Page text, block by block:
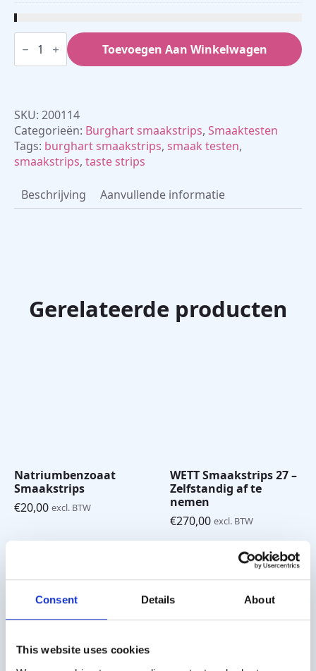
Consent Details About
This website uses cookies
Smaakstrips
bitter,
zuur,
50
strips)
aantal
Toevoegen Aan Winkelwagen
SKU: 200114
Categorieën: Burghart smaakstrips, Smaaktesten
Tags: burghart smaakstrips, smaak testen,
smaakstrips, taste strips
Beschrijving Aanvullende informatie
Gerelateerde producten
Natriumbenzoaat
Smaakstrips
€20,00 excl. BTW
WETT Smaakstrips 27 –
Zelfstandig af te
nemen
€270,00 excl. BTW